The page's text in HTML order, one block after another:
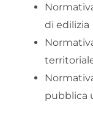
di edilizia
pubblica